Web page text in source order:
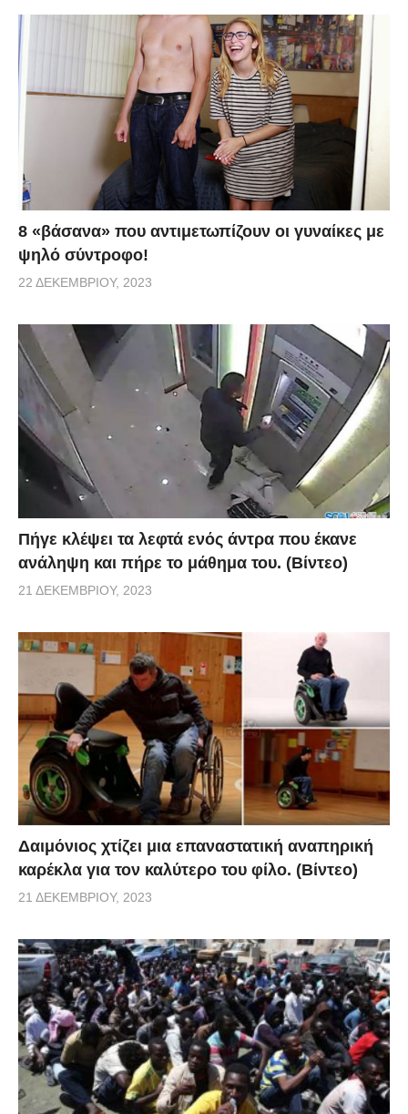
8 «βάσανα» που αντιμετωπίζουν οι γυναίκες με
ψηλό σύντροφο!
22 ΔΕΚΕΜΒΡΊΟΥ, 2023
Πήγε κλέψει τα λεφτά ενός άντρα που έκανε
ανάληψη και πήρε το μάθημα του. (Βίντεο)
21 ΔΕΚΕΜΒΡΊΟΥ, 2023
Δαιμόνιος χτίζει μια επαναστατική αναπηρική
καρέκλα για τον καλύτερο του φίλο. (Βίντεο)
21 ΔΕΚΕΜΒΡΊΟΥ, 2023